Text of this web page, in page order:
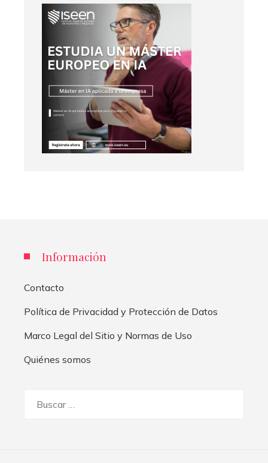
Información
Contacto
Política de Privacidad y Protección de Datos
Marco Legal del Sitio y Normas de Uso
Quiénes somos